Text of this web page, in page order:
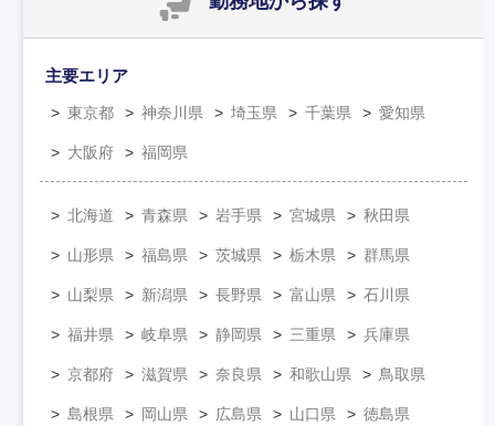
主要エリア
東京都 神奈川県 埼玉県 千葉県 愛知県
大阪府 福岡県
北海道 青森県 岩手県 宮城県 秋田県
山形県 福島県 茨城県 栃木県 群馬県
山梨県 新潟県 長野県 富山県 石川県
福井県 岐阜県 静岡県 三重県 兵庫県
京都府 滋賀県 奈良県 和歌山県 鳥取県
島根県 岡山県 広島県 山口県 徳島県